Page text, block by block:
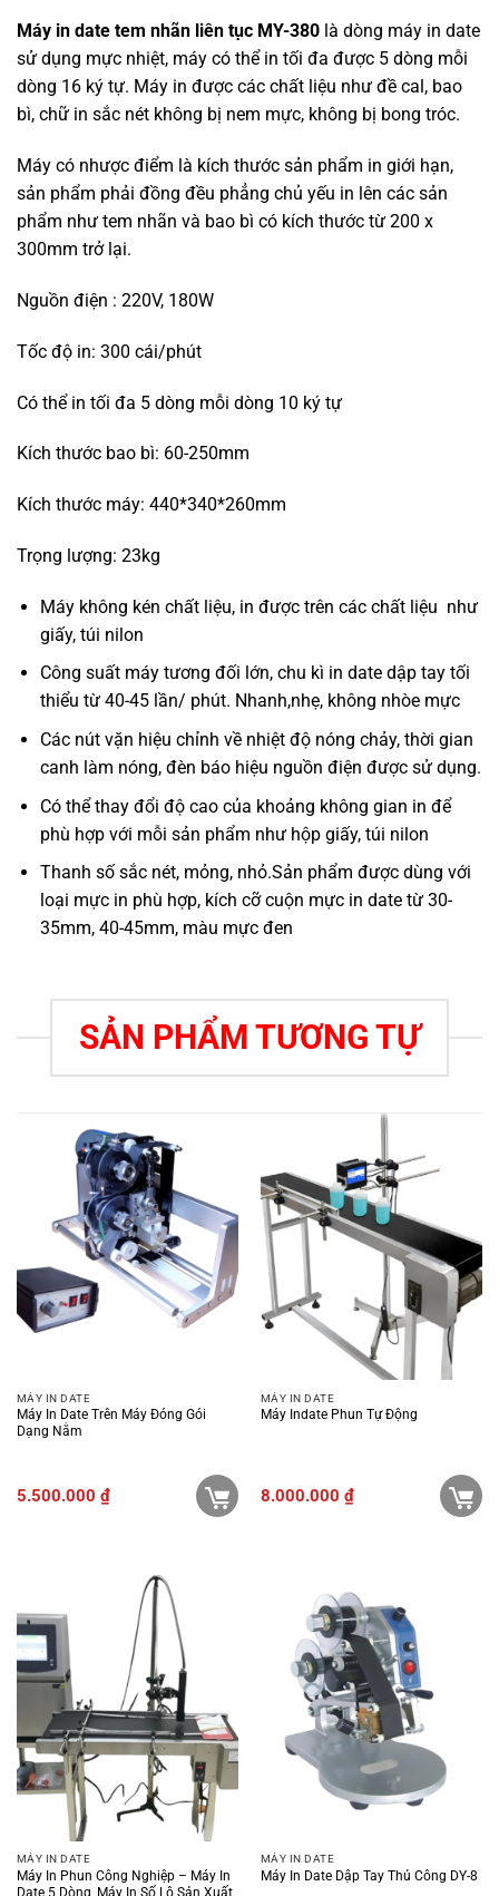
Máy in date tem nhãn liên tục MY-380 là dòng máy in date
sử dụng mực nhiệt, máy có thể in tối đa được 5 dòng mỗi
dòng 16 ký tự. Máy in được các chất liệu như đề cal, bao
bì, chữ in sắc nét không bị nem mực, không bị bong tróc.
Máy có nhược điểm là kích thước sản phẩm in giới hạn,
sản phẩm phải đồng đều phẳng chủ yếu in lên các sản
phẩm như tem nhãn và bao bì có kích thước từ 200 x
300mm trở lại.
Nguồn điện : 220V, 180W
Tốc độ in: 300 cái/phút
Có thể in tối đa 5 dòng mỗi dòng 10 ký tự
Kích thước bao bì: 60-250mm
Kích thước máy: 440*340*260mm
Trọng lượng: 23kg
Máy không kén chất liệu, in được trên các chất liệu như
giấy, túi nilon
Công suất máy tương đối lớn, chu kì in date dập tay tối
thiểu từ 40-45 lần/ phút. Nhanh,nhẹ, không nhòe mực
Các nút vặn hiệu chỉnh về nhiệt độ nóng chảy, thời gian
canh làm nóng, đèn báo hiệu nguồn điện được sử dụng.
Có thể thay đổi độ cao của khoảng không gian in để
phù hợp với mỗi sản phẩm như hộp giấy, túi nilon
Thanh số sắc nét, mỏng, nhỏ.Sản phẩm được dùng với
loại mực in phù hợp, kích cỡ cuộn mực in date từ 30-
35mm, 40-45mm, màu mực đen
SẢN PHẨM TƯƠNG TỰ
MÁY IN DATE
Máy In Date Trên Máy Đóng Gói
Dạng Nằm
5.500.000 ₫
MÁY IN DATE
Máy Indate Phun Tự Động
8.000.000 ₫
MÁY IN DATE
Máy In Phun Công Nghiệp – Máy In
Date 5 Dòng, Máy In Số Lô Sản Xuất
MÁY IN DATE
Máy In Date Dập Tay Thủ Công DY-8